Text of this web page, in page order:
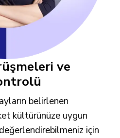
ve
belirlenen
kültürünüze uygun
için